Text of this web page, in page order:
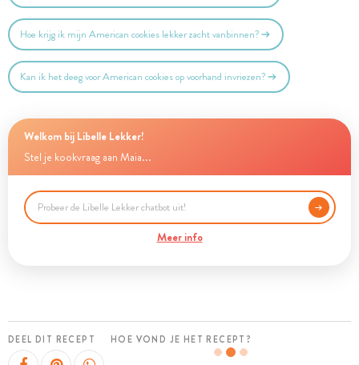
Hoe krijg ik mijn American cookies lekker zacht vanbinnen?
Kan ik het deeg voor American cookies op voorhand invriezen?
Welkom bij Libelle Lekker!
Stel je kookvraag aan Maia...
Meer info
DEEL DIT RECEPT HOE VOND JE HET RECEPT?